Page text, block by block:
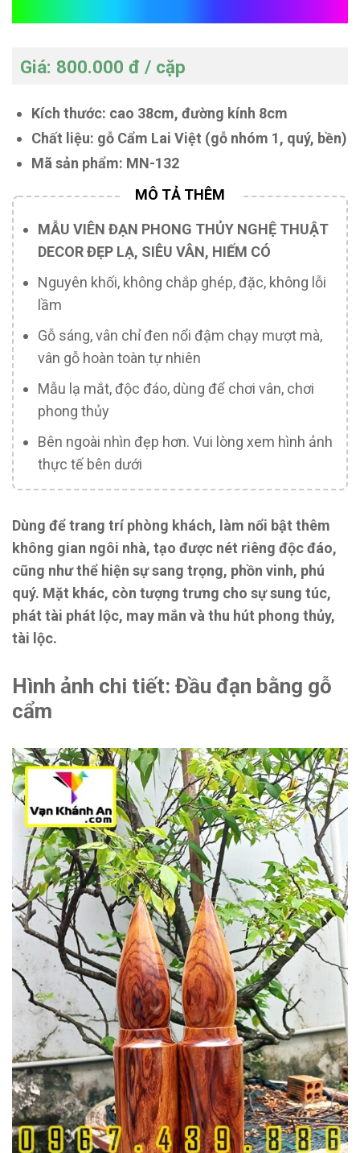
Giá: 800.000 đ / cặp
Kích thước: cao 38cm, đường kính 8cm
Chất liệu: gỗ Cẩm Lai Việt (gỗ nhóm 1, quý, bền)
Mã sản phẩm: MN-132
MẪU VIÊN ĐẠN PHONG THỦY NGHỆ THUẬT
DECOR ĐẸP LẠ, SIÊU VÂN, HIẾM CÓ
Nguyên khối, không chắp ghép, đặc, không lỗi
lầm
Gỗ sáng, vân chỉ đen nổi đậm chạy mượt mà,
vân gỗ hoàn toàn tự nhiên
Mẫu lạ mắt, độc đáo, dùng để chơi vân, chơi
phong thủy
Bên ngoài nhìn đẹp hơn. Vui lòng xem hình ảnh
thực tế bên dưới
Dùng để trang trí phòng khách, làm nổi bật thêm
không gian ngôi nhà, tạo được nét riêng độc đáo,
cũng như thể hiện sự sang trọng, phồn vinh, phú
quý. Mặt khác, còn tượng trưng cho sự sung túc,
phát tài phát lộc, may mắn và thu hút phong thủy,
tài lộc.
Hình ảnh chi tiết: Đầu đạn bằng gỗ
cẩm